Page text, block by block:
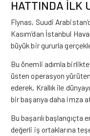
HATTINDA İLK
Flynas, Suudi
Kasım’dan İstanbul
büyük bir gururla
Bu önemli adımla
üsten operasyon yürüten
ederek, Krallık ile
bir başarıya daha imza
Bu başarılı
değerli iş ortaklarına